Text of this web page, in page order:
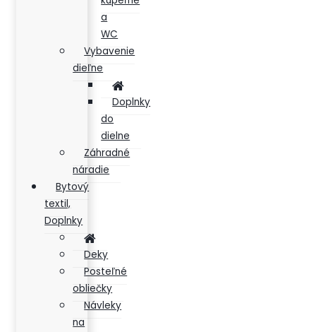
a
WC
Vybavenie
dieľne
Doplnky
do
dielne
Záhradné
náradie
Bytový
textil,
Doplnky
Deky
Posteľné
obliečky
Návleky
na